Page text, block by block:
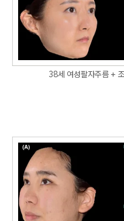
38세 여성팔자주름 +